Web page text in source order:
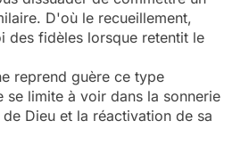
D'où le recueillement,
des fidèles lorsque retentit le
reprend guère ce type
limite à voir dans la sonnerie
Dieu et la réactivation de sa